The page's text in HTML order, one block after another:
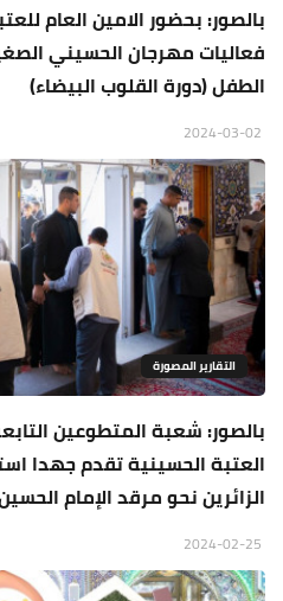
بالصور: بحضور الامين العام
فعاليات مهرجان الحسيني
الطفل (دورة القلوب البيضاء)
التقارير المصورة
بالصور: شعبة المتطوعين
العتبة الحسينية تقدم جهدا
الزائرين نحو مرقد الإمام